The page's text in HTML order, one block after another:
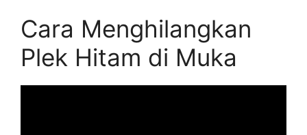
Cara Menghilangkan
Plek Hitam di Muka